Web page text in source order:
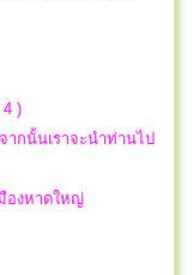
)
กนั้นเราจะนำท่านไป
องหาดใหญ่